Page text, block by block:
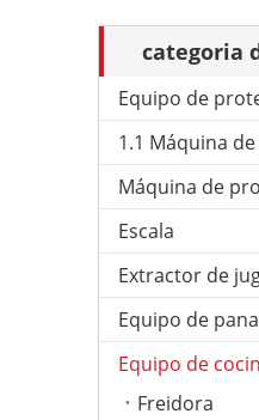
categoria
Escala
Extractor de
Equipo de
Equipo de
Freidora